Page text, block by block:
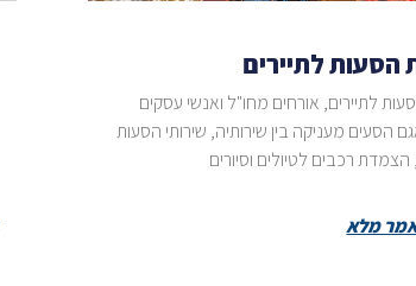
הסעות לתיירים
לתיירים, אורחים מחו"ל ואנשי עסקים
הסעים מעניקה בין שירותיה, שירותי הסעות
הצמדת רכבים לטיולים וסיורים
מלא